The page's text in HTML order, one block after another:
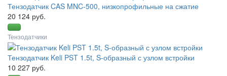
Тензодатчик CAS MNC-500, низкопрофильные на сжатие
20 124 руб.
Тензодатчики
Тензодатчик Keli PST 1.5t, S-образный с узлом встройки
10 227 руб.